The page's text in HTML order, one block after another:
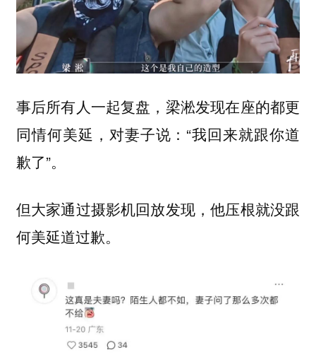
事后所有人一起复盘，梁淞发现在座的都更
同情何美延，对妻子说：“我回来就跟你道
歉了”。
但大家通过摄影机回放发现，他压根就没跟
何美延道过歉。